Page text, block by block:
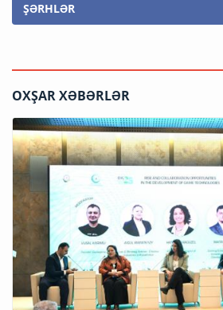
ŞƏRHLƏR
OXŞAR XƏBƏRLƏR